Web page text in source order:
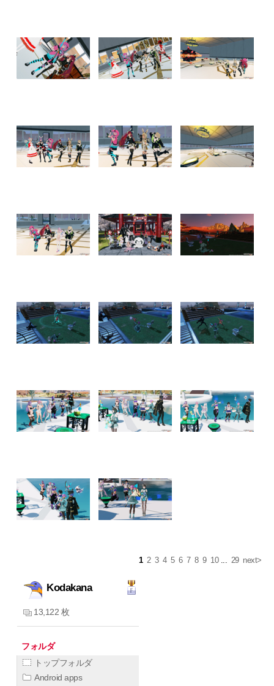
1 2 3 4 5 6 7 8 9 10... 29 next>
Kodakana
13,122 枚
フォルダ
トップフォルダ
Android apps